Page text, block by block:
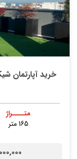
متــــراژ
165 متر